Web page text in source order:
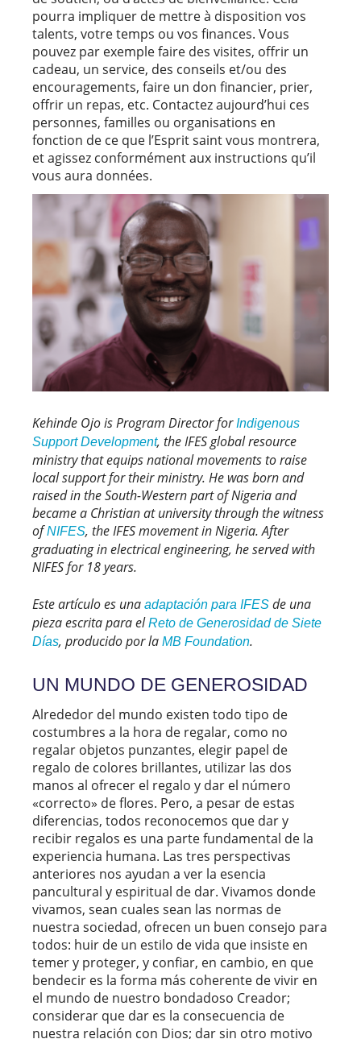
pourra impliquer de mettre à disposition vos
talents, votre temps ou vos finances. Vous
pouvez par exemple faire des visites, offrir un
cadeau, un service, des conseils et/ou des
encouragements, faire un don financier, prier,
offrir un repas, etc. Contactez aujourd’hui ces
personnes, familles ou organisations en
fonction de ce que l’Esprit saint vous montrera,
et agissez conformément aux instructions qu’il
vous aura données.
Kehinde Ojo is Program Director forIndigenous
Support Development, the IFES global resource
ministry that equips national movements to raise
local support for their ministry. He was born and
raised in the South-Western part of Nigeria and
became a Christian at university through the witness
ofNIFES, the IFES movement in Nigeria. After
graduating in electrical engineering, he served with
NIFES for 18 years.
Este artículo es una adaptación para IFES de una
pieza escrita para elReto de Generosidad de Siete
Días, producido por la MB Foundation.
UN MUNDO DE GENEROSIDAD
Alrededor del mundo existen todo tipo de
costumbres a la hora de regalar, como no
regalar objetos punzantes, elegir papel de
regalo de colores brillantes, utilizar las dos
manos al ofrecer el regalo y dar el número
«correcto» de flores. Pero, a pesar de estas
diferencias, todos reconocemos que dar y
recibir regalos es una parte fundamental de la
experiencia humana. Las tres perspectivas
anteriores nos ayudan a ver la esencia
pancultural y espiritual de dar. Vivamos donde
vivamos, sean cuales sean las normas de
nuestra sociedad, ofrecen un buen consejo para
todos: huir de un estilo de vida que insiste en
temer y proteger, y confiar, en cambio, en que
bendecir es la forma más coherente de vivir en
el mundo de nuestro bondadoso Creador;
considerar que dar es la consecuencia de
nuestra relación con Dios; dar sin otro motivo